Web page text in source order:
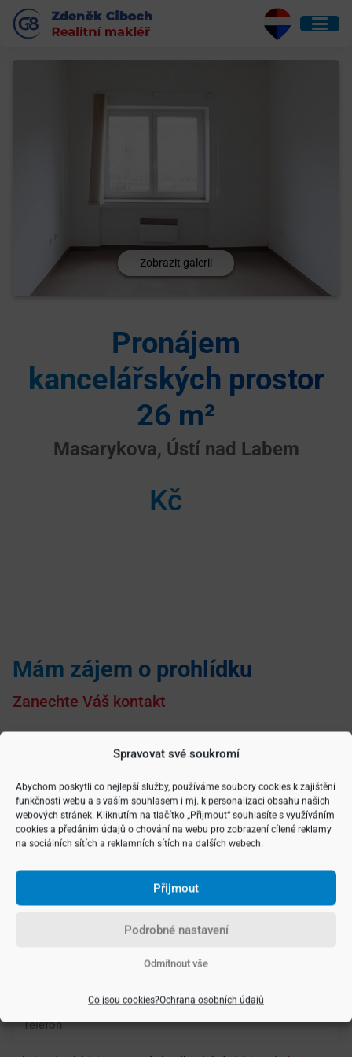
Spravovat své soukromí
Abychom poskytli co nejlepší služby, používáme soubory cookies k zajištění
funkčnosti webu a s vaším souhlasem i mj. k personalizaci obsahu našich
webových stránek. Kliknutím na tlačítko „Přijmout“ souhlasíte s využíváním
cookies a předáním údajů o chování na webu pro zobrazení cílené reklamy
na sociálních sítích a reklamních sítích na dalších webech.
Přijmout
Odmítnout vše
Podrobné nastavení
Co jsou cookies?Ochrana osobních údajů
Zobrazit galerii
Pronájem
kancelářských prostor
26 m²
Masarykova, Ústí nad Labem
Kč
Mám zájem o prohlídku
Zanechte Váš kontakt
Vyberte si typ nemovitosti